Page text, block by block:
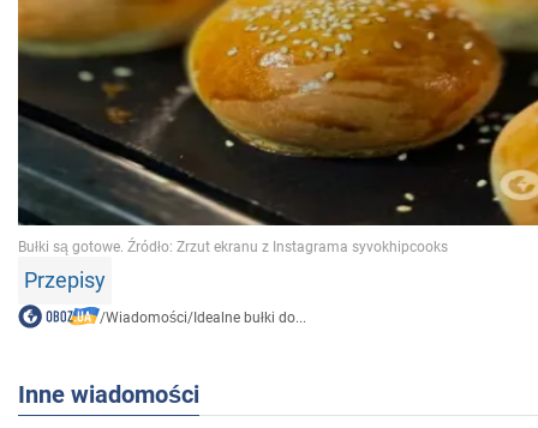
Przepisy
/Wiadomości/Idealne bułki do...
Inne wiadomości